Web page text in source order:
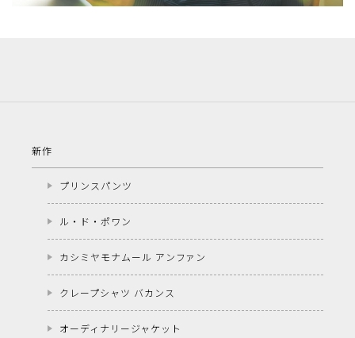
新作
プリンスパンツ
ル・ド・ポワン
カシミヤモナムール アンファン
クレープシャツ バカンス
オーディナリージャケット